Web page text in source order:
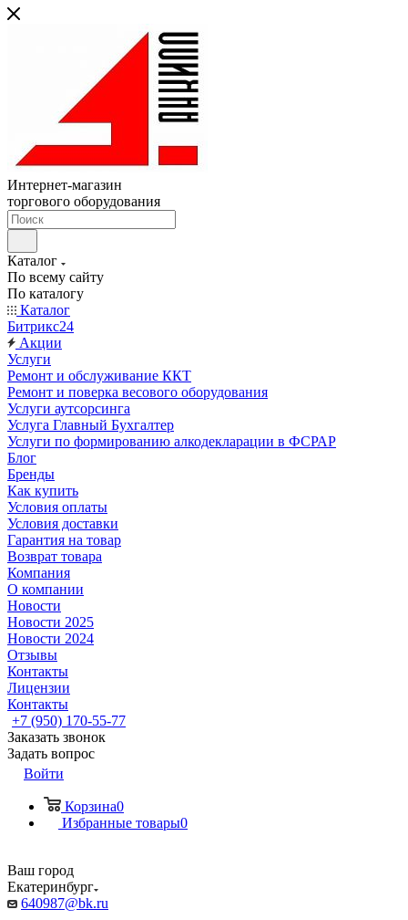
Интернет-магазин
торгового оборудования
Каталог
По всему сайту
По каталогу
Каталог
Битрикс24
Акции
Услуги
Ремонт и обслуживание ККТ
Ремонт и поверка весового оборудования
Услуги аутсорсинга
Услуга Главный Бухгалтер
Услуги по формированию алкодекларации в ФСРАР
Блог
Бренды
Как купить
Условия оплаты
Условия доставки
Гарантия на товар
Возврат товара
Компания
О компании
Новости
Новости 2025
Новости 2024
Отзывы
Контакты
Лицензии
Контакты
+7 (950) 170-55-77
Заказать звонок
Задать вопрос
Войти
Корзина0
Избранные товары0
Ваш город
Екатеринбург
640987@bk.ru